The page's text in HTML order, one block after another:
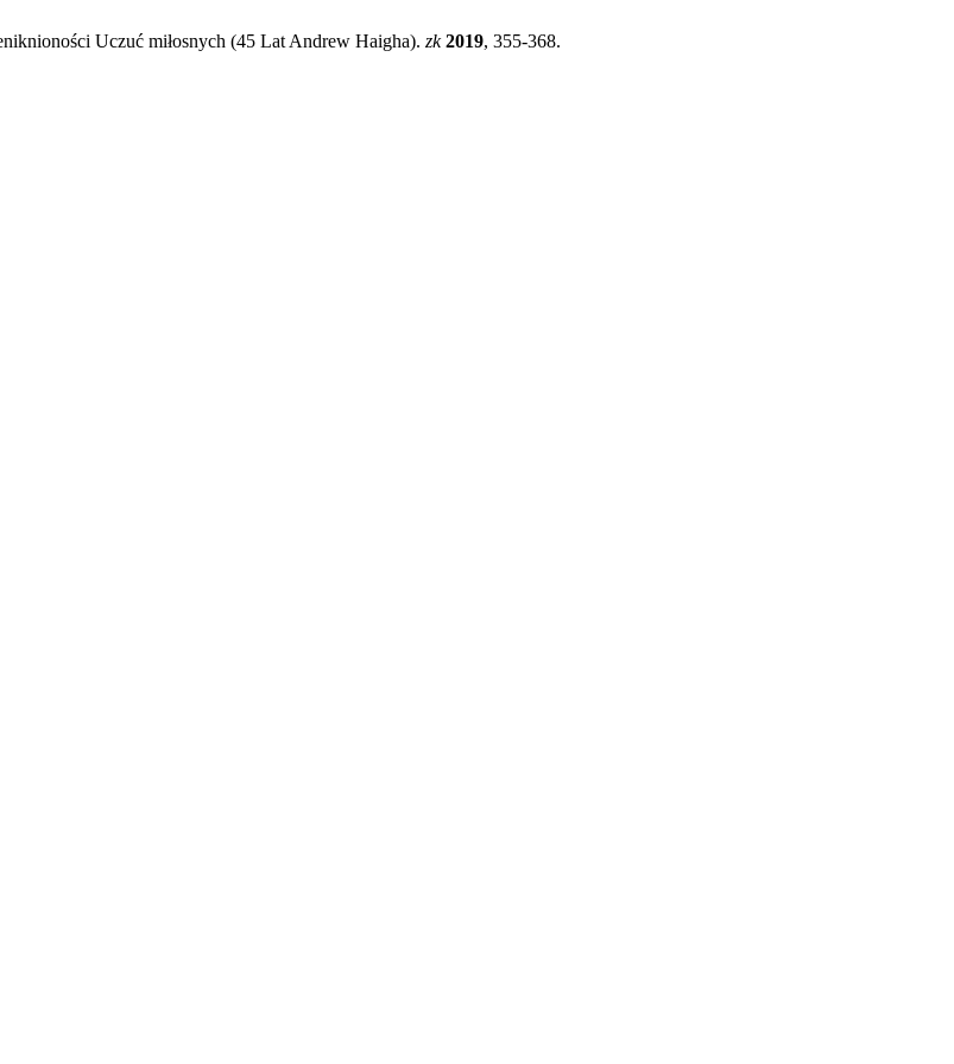
Uczuć miłosnych (45 Lat Andrew Haigha). zk 2019, 355-368.